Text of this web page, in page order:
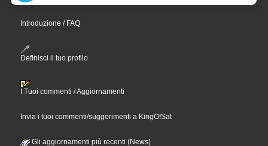
Introduzione / FAQ
Definisci il tuo profilo
I Tuoi commenti / Aggiornamenti
Invia i tuoi commenti/suggerimenti a KingOfSat
Gli aggiornamenti più recenti (News)